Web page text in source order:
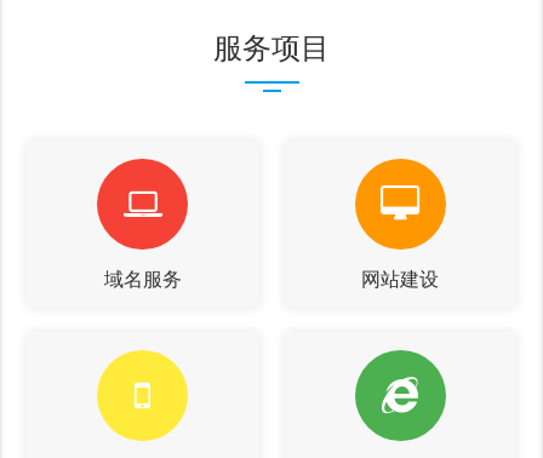
服务项目
域名服务 网站建设